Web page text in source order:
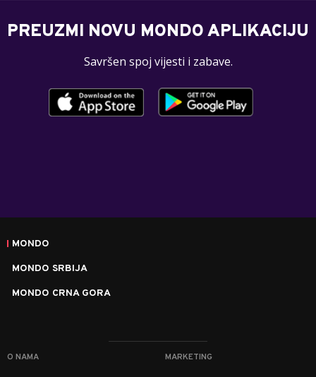
PREUZMI NOVU MONDO APLIKACIJU
Savršen spoj vijesti i zabave.
MONDO
MONDO SRBIJA
MONDO CRNA GORA
O NAMA MARKETING